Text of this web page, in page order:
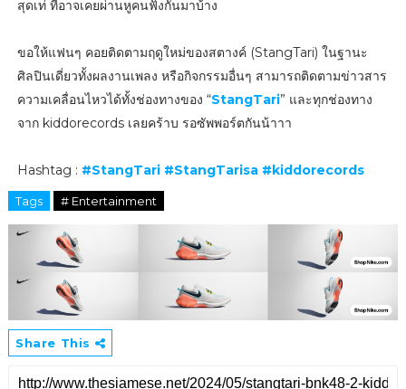
สุดเท่ ที่อาจเคยผ่านหูคนฟังกันมาบ้าง
ขอให้แฟนๆ คอยติดตามฤดูใหม่ของสตางค์ (StangTari) ในฐานะ
ศิลปินเดี่ยวทั้งผลงานเพลง หรือกิจกรรมอื่นๆ สามารถติดตามข่าวสาร
ความเคลื่อนไหวได้ทั้งช่องทางของ “StangTari” และทุกช่องทาง
จาก kiddorecords เลยคร้าบ รอซัพพอร์ตกันน้าาา
Hashtag : #StangTari #StangTarisa #kiddorecords
Tags # Entertainment
Share This